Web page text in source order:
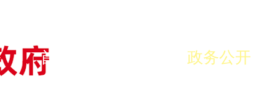
首页 政务公开